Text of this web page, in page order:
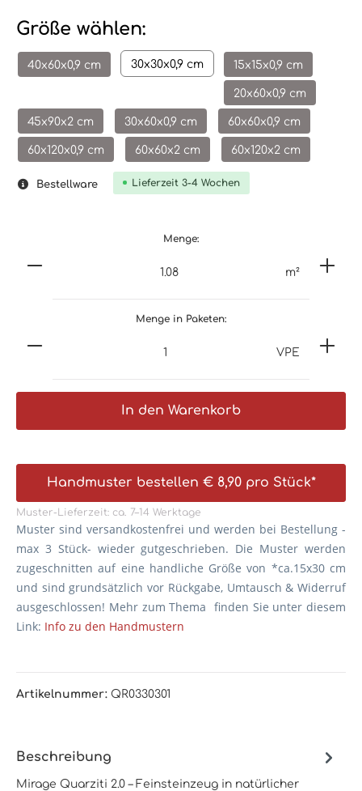
Größe wählen:
40x60x0,9 cm 30x30x0,9 cm 15x15x0,9 cm
20x60x0,9 cm
45x90x2 cm 30x60x0,9 cm 60x60x0,9 cm
60x120x0,9 cm 60x60x2 cm 60x120x2 cm
Bestellware Lieferzeit 3-4 Wochen
Menge:
m²
Menge in Paketen:
VPE
In den Warenkorb
Handmuster bestellen € 8,90 pro Stück*
Muster-Lieferzeit: ca. 7–14 Werktage
Muster sind versandkostenfrei und werden bei Bestellung -
max 3 Stück- wieder gutgeschrieben. Die Muster werden
zugeschnitten auf eine handliche Größe von *ca.15x30 cm
und sind grundsätzlich vor Rückgabe, Umtausch & Widerruf
ausgeschlossen! Mehr zum Thema finden Sie unter diesem
Link: Info zu den Handmustern
Artikelnummer: QR0330301
Beschreibung
Mirage Quarziti 2.0 – Feinsteinzeug in natürlicher